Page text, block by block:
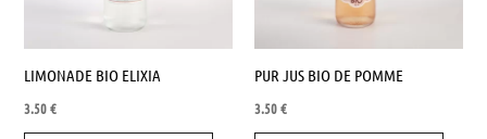
LIMONADE BIO ELIXIA
3.50€
PUR JUS BIO DE POMME
3.50€